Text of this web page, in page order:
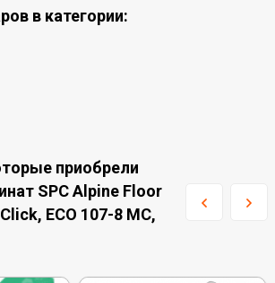
в категории:
приобрели
SPC Alpine Floor
ЕСО 107-8 MC,